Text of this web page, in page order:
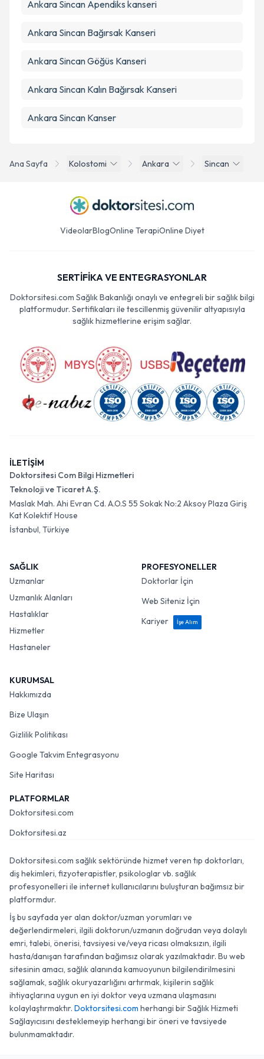
Ana Sayfa Kolostomi Ankara Sincan
Ankara Sincan Apendiks kanseri
Ankara Sincan Bağırsak Kanseri
Ankara Sincan Göğüs Kanseri
Ankara Sincan Kalın Bağırsak Kanseri
Ankara Sincan Kanser
VideolarBlogOnline TerapiOnline Diyet
SERTİFİKA VE ENTEGRASYONLAR
Doktorsitesi.com Sağlık Bakanlığı onaylı ve entegreli bir sağlık bilgi
platformudur. Sertifikaları ile tescillenmiş güvenilir altyapısıyla
sağlık hizmetlerine erişim sağlar.
İLETİŞİM
Doktorsitesi Com Bilgi Hizmetleri
Teknoloji ve Ticaret A.Ş.
Maslak Mah. Ahi Evran Cd. A.O.S 55 Sokak No:2 Aksoy Plaza Giriş
Kat Kolektif House
İstanbul, Türkiye
SAĞLIK
Uzmanlar
Uzmanlık Alanları
Hastalıklar
Hizmetler
Hastaneler
PROFESYONELLER
Doktorlar İçin
Web Siteniz İçin
Kariyer
İşe Alım
KURUMSAL
Hakkımızda
Bize Ulaşın
Gizlilik Politikası
Google Takvim Entegrasyonu
Site Haritası
PLATFORMLAR
Doktorsitesi.com
Doktorsitesi.az
Doktorsitesi.com sağlık sektöründe hizmet veren tıp doktorları,
diş hekimleri, fizyoterapistler, psikologlar vb. sağlık
profesyonelleri ile internet kullanıcılarını buluşturan bağımsız bir
platformdur.
İş bu sayfada yer alan doktor/uzman yorumları ve
değerlendirmeleri, ilgili doktorun/uzmanın doğrudan veya dolaylı
emri, talebi, önerisi, tavsiyesi ve/veya ricası olmaksızın, ilgili
hasta/danışan tarafından bağımsız olarak yazılmaktadır. Bu web
sitesinin amacı, sağlık alanında kamuoyunun bilgilendirilmesini
sağlamak, sağlık okuryazarlığını artırmak, kişilerin sağlık
ihtiyaçlarına uygun en iyi doktor veya uzmana ulaşmasını
kolaylaştırmaktır. Doktorsitesi.com herhangi bir Sağlık Hizmeti
Sağlayıcısını desteklemeyip herhangi bir öneri ve tavsiyede
bulunmamaktadır.